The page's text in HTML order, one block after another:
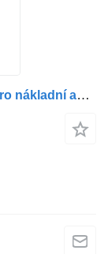
Kliková skříň motoru Scania 1766823 pro nákladní auta Scania P R G